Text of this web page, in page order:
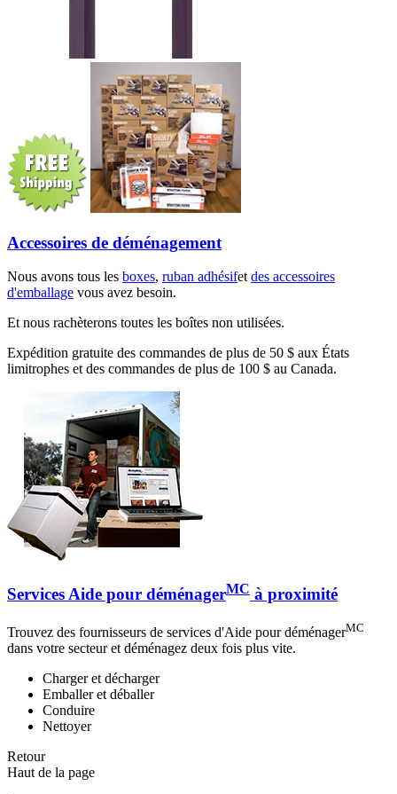
Accessoires de déménagement
Nous avons tous les boxes, ruban adhésifetdes accessoires
d'emballage vous avez besoin.
Et nous rachèterons toutes les boîtes non utilisées.
Expédition gratuite des commandes de plus de 50 $ aux États
limitrophes et des commandes de plus de 100 $ au Canada.
Services Aide pour déménagerMC à proximité
Trouvez des fournisseurs de services d'Aide pour déménagerMC
dans votre secteur et déménagez deux fois plus vite.
Charger et décharger
Emballer et déballer
Conduire
Nettoyer
Retour
Haut de la page